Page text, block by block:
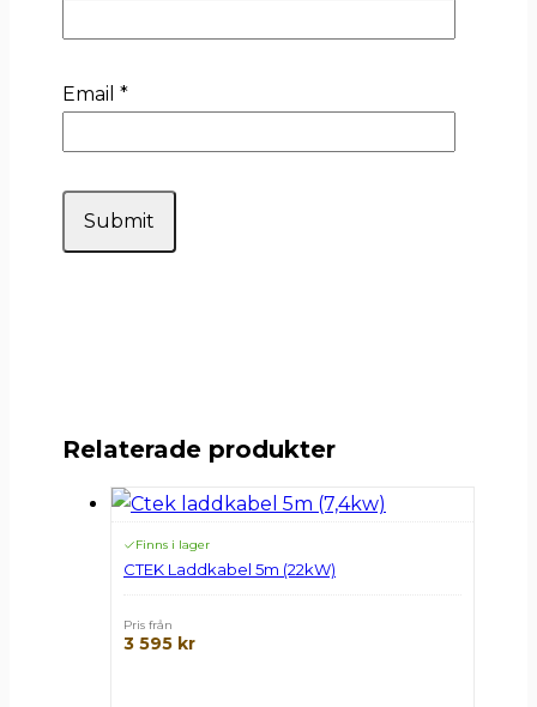
Email *
Relaterade produkter
Finns i lager
CTEK Laddkabel 5m (22kW)
Pris från
3 595 kr